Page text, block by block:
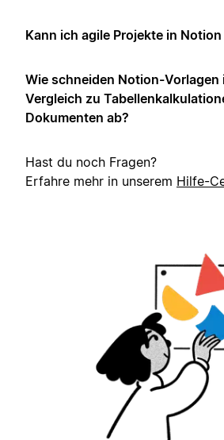
Kann ich agile Projekte in
Wie schneiden Notion-Vorlagen
Vergleich zu
Dokumenten ab?
Hast du noch Fragen?
Erfahre mehr in unserem Hilfe-